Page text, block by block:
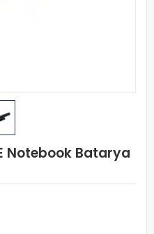
Notebook Batarya